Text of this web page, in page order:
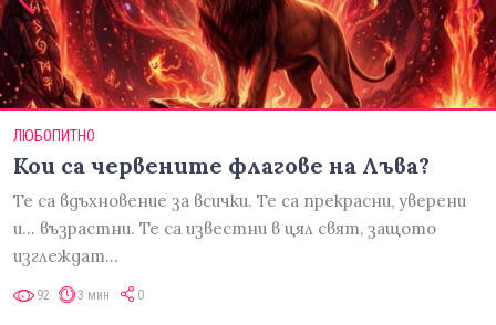
ЛЮБОПИТНО
Кои са червените флагове на Лъва?
Те са вдъхновение за всички. Те са прекрасни, уверени
и... възрастни. Те са известни в цял свят, защото
изглеждат…
92 3 мин 0